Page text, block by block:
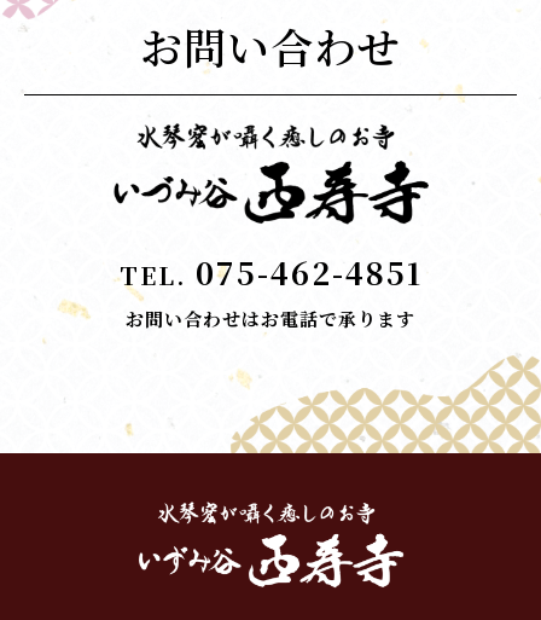
お問い合わせ
TEL. 075-462-4851
お問い合わせはお電話で承ります